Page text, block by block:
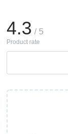
4.3 / 5
Product rate